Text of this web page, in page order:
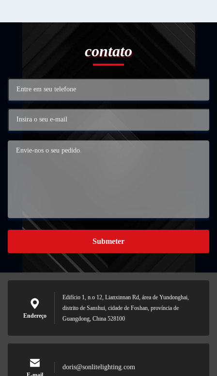
contato
Submeter
Endereço
Edifício 1, n.o 12, Lianxinnan Rd, área de Yundonghai,
distrito de Sanshui, cidade de Foshan, província de
Guangdong, China 528100
doris@sonlitelighting.com